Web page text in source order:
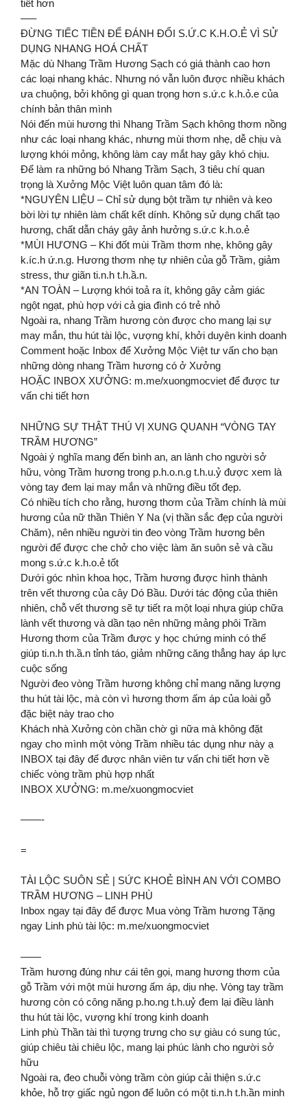
tiết hơn
—–
ĐỪNG TIẾC TIỀN ĐỂ ĐÁNH ĐỔI S.Ứ.C K.H.O.Ẻ VÌ SỬ
DỤNG NHANG HOÁ CHẤT
Mặc dù Nhang Trầm Hương Sạch có giá thành cao hơn
các loại nhang khác. Nhưng nó vẫn luôn được nhiều khách
ưa chuộng, bởi không gì quan trọng hơn s.ứ.c k.h.ỏ.e của
chính bản thân mình
Nói đến mùi hương thì Nhang Trầm Sạch không thơm nồng
như các loại nhang khác, nhưng mùi thơm nhẹ, dễ chịu và
lượng khói mỏng, không làm cay mắt hay gây khó chịu.
Để làm ra những bó Nhang Trầm Sạch, 3 tiêu chí quan
trọng là Xưởng Mộc Việt luôn quan tâm đó là:
*NGUYÊN LIỆU – Chỉ sử dụng bột trầm tự nhiên và keo
bời lời tự nhiên làm chất kết dính. Không sử dụng chất tạo
hương, chất dẫn cháy gây ảnh hưởng s.ứ.c k.h.o.ẻ
*MÙI HƯƠNG – Khi đốt mùi Trầm thơm nhẹ, không gây
k.íc.h ứ.n.g. Hương thơm nhẹ tự nhiên của gỗ Trầm, giảm
stress, thư giãn ti.n.h t.h.ầ.n.
*AN TOÀN – Lượng khói toả ra ít, không gây cảm giác
ngột ngạt, phù hợp với cả gia đình có trẻ nhỏ
Ngoài ra, nhang Trầm hương còn được cho mang lại sự
may mắn, thu hút tài lộc, vượng khí, khởi duyên kinh doanh
Comment hoặc Inbox để Xưởng Mộc Việt tư vấn cho bạn
những dòng nhang Trầm hương có ở Xưởng
HOẶC INBOX XƯỞNG: m.me/xuongmocviet để được tư
vấn chi tiết hơn
NHỮNG SỰ THẬT THÚ VỊ XUNG QUANH “VÒNG TAY
TRẦM HƯƠNG”
Ngoài ý nghĩa mang đến bình an, an lành cho người sở
hữu, vòng Trầm hương trong p.h.o.n.g t.h.u.ỷ được xem là
vòng tay đem lại may mắn và những điều tốt đẹp.
Có nhiều tích cho rằng, hương thơm của Trầm chính là mùi
hương của nữ thần Thiên Y Na (vị thần sắc đẹp của người
Chăm), nên nhiều người tin đeo vòng Trầm hương bên
người để được che chở cho việc làm ăn suôn sẻ và cầu
mong s.ứ.c k.h.o.ẻ tốt
Dưới góc nhìn khoa học, Trầm hương được hình thành
trên vết thương của cây Dó Bầu. Dưới tác động của thiên
nhiên, chỗ vết thương sẽ tự tiết ra một loại nhựa giúp chữa
lành vết thương và dần tạo nên những mảng phôi Trầm
Hương thơm của Trầm được y học chứng minh có thể
giúp ti.n.h th.ầ.n tỉnh táo, giảm những căng thẳng hay áp lực
cuộc sống
Người đeo vòng Trầm hương không chỉ mang năng lượng
thu hút tài lộc, mà còn vì hương thơm ấm áp của loài gỗ
đặc biệt này trao cho
Khách nhà Xưởng còn chần chờ gì nữa mà không đặt
ngay cho mình một vòng Trầm nhiều tác dụng như này ạ
INBOX tại đây để được nhân viên tư vấn chi tiết hơn về
chiếc vòng trầm phù hợp nhất
INBOX XƯỞNG: m.me/xuongmocviet
——-
=
TÀI LỘC SUÔN SẺ | SỨC KHOẺ BÌNH AN VỚI COMBO
TRẦM HƯƠNG – LINH PHÙ
Inbox ngay tại đây để được Mua vòng Trầm hương Tặng
ngay Linh phù tài lộc: m.me/xuongmocviet
——
Trầm hương đúng như cái tên gọi, mang hương thơm của
gỗ Trầm với một mùi hương ấm áp, dịu nhẹ. Vòng tay trầm
hương còn có công năng p.ho.ng t.h.uỷ đem lại điều lành
thu hút tài lộc, vượng khí trong kinh doanh
Linh phù Thần tài thì tượng trưng cho sự giàu có sung túc,
giúp chiêu tài chiêu lộc, mang lại phúc lành cho người sở
hữu
Ngoài ra, đeo chuỗi vòng trầm còn giúp cải thiện s.ứ.c
khỏe, hỗ trợ giấc ngủ ngon để luôn có một ti.n.h t.h.ần minh